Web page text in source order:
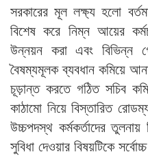
সরকারের মূল লক্ষ্য হলো
বিশেষ করে নিম্ন আয়ের
উন্নয়ন করা এবং বিভিন্ন
বৈষম্যমূলক ব্যবধান কমিয়ে
চূড়ান্ত করতে গঠিত সচিব
কাঠামো নিয়ে বিস্তারিত
উচ্চপদস্থ কর্মকর্তাদের তুলনায়
সুবিধা দেওয়ার বিষয়টিকে